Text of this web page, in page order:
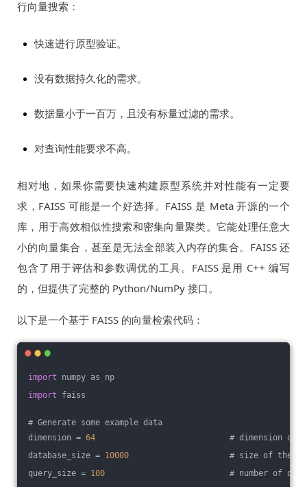
行向量搜索：
快速进行原型验证。
没有数据持久化的需求。
数据量小于一百万，且没有标量过滤的需求。
对查询性能要求不高。
相对地，如果你需要快速构建原型系统并对性能有一定要
求，FAISS 可能是一个好选择。FAISS 是 Meta 开源的一个
库，用于高效相似性搜索和密集向量聚类。它能处理任意大
小的向量集合，甚至是无法全部装入内存的集合。FAISS 还
包含了用于评估和参数调优的工具。FAISS 是用 C++ 编写
的，但提供了完整的 Python/NumPy 接口。
以下是一个基于 FAISS 的向量检索代码：
import numpy as np
import faiss
# Generate some example data
dimension = 64 # dimension of the
database_size = 10000 # size of the
query_size = 100 # number of queries to